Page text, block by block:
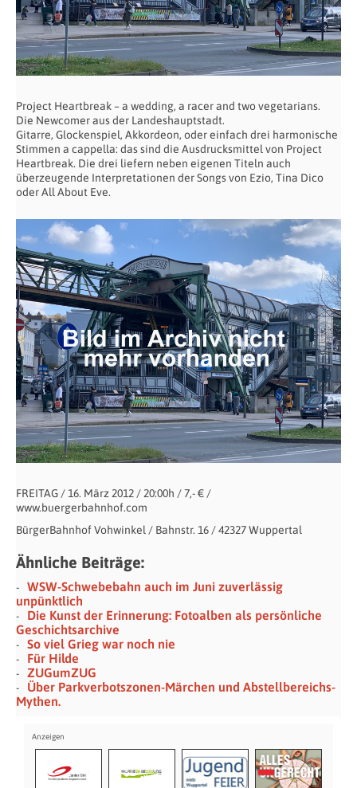
Project Heartbreak – a wedding, a racer and two vegetarians.
Die Newcomer aus der Landeshauptstadt.
Gitarre, Glockenspiel, Akkordeon, oder einfach drei harmonische
Stimmen a cappella: das sind die Ausdrucksmittel von Project
Heartbreak. Die drei liefern neben eigenen Titeln auch
überzeugende Interpretationen der Songs von Ezio, Tina Dico
oder All About Eve.
FREITAG / 16. März 2012 / 20:00h / 7,- € /
www.buergerbahnhof.com
BürgerBahnhof Vohwinkel / Bahnstr. 16 / 42327 Wuppertal
Ähnliche Beiträge:
WSW-Schwebebahn auch im Juni zuverlässig
unpünktlich
Die Kunst der Erinnerung: Fotoalben als persönliche
Geschichtsarchive
So viel Grieg war noch nie
Für Hilde
ZUGumZUG
Über Parkverbotszonen-Märchen und Abstellbereichs-
Mythen.